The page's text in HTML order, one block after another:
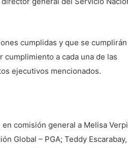
cumplidas y que se
cumplimiento a cada una de las
ejecutivos mencionados.
comisión general a Melisa
Global – PGA; Teddy